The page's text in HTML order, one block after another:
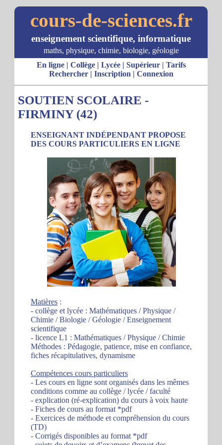
cours-de-sciences.fr
enseignement scientifique, informatique
maths, physique, chimie, biologie, géologie
En ligne| Collège| Lycée| Supérieur| Tarifs
Rechercher| Inscription | Connexion
SOUTIEN SCOLAIRE -
FIRMINY (42)
ENSEIGNANT INDÉPENDANT PROPOSE
DES COURS PARTICULIERS EN LIGNE
Matières :
- collège et lycée : Mathématiques / Physique /
Chimie / Biologie / Géologie / Enseignement
scientifique
- licence L1 : Mathématiques / Physique / Chimie
Méthodes : Pédagogie, patience, mise en confiance,
fiches récapitulatives, dynamisme
Compétences cours particuliers
- Les cours en ligne sont organisés dans les mêmes
conditions comme au collège / lycée / faculté
- explication (ré-explication) du cours à voix haute
- Fiches de cours au format *pdf
- Exercices de méthode et compréhension du cours
(TD)
- Corrigés disponibles au format *pdf